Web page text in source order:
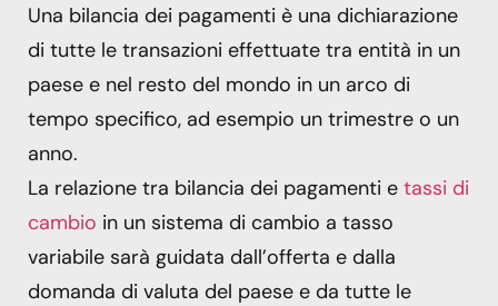
Una bilancia dei pagamenti è una dichiarazione
di tutte le transazioni effettuate tra entità in un
paese e nel resto del mondo in un arco di
tempo specifico, ad esempio un trimestre o un
anno.
La relazione tra bilancia dei pagamenti e tassi di
cambio in un sistema di cambio a tasso
variabile sarà guidata dall’offerta e dalla
domanda di valuta del paese e da tutte le